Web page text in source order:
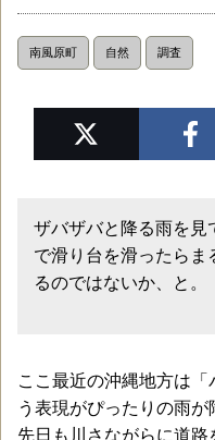
南風原町 自然 調査
ザバザバと降る雨を見
で滑り台を滑ったらま
るのではないか、と。
ここ最近の沖縄地方は
う表現がぴったりの雨が
先日も川さながらに道